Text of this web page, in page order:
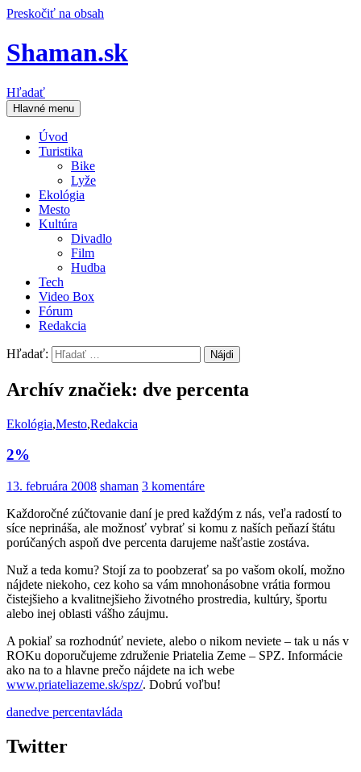
Preskočiť na obsah
Shaman.sk
Hľadať
Hlavné menu
Úvod
Turistika
Bike
Lyže
Ekológia
Mesto
Kultúra
Divadlo
Film
Hudba
Tech
Video Box
Fórum
Redakcia
Hľadať:
Archív značiek: dve percenta
Ekológia,Mesto,Redakcia
2%
13. februára 2008 shaman 3 komentáre
Každoročné zúčtovanie daní je pred každým z nás, veľa radostí to
síce neprináša, ale možnosť vybrať si komu z naších peňazí štátu
porúčaných aspoň dve percenta darujeme našťastie zostáva.
Nuž a teda komu? Stojí za to poobzerať sa po vašom okolí, možno
nájdete niekoho, cez koho sa vám mnohonásobne vrátia formou
čistejšieho a kvalitnejšieho životného prostredia, kultúry, športu
alebo inej oblasti vášho záujmu.
A pokiaľ sa rozhodnúť neviete, alebo o nikom neviete – tak u nás v
ROKu doporučujeme združenie Priatelia Zeme – SPZ. Informácie
ako na to a hlavne prečo nájdete na ich webe
www.priateliazeme.sk/spz/. Dobrú voľbu!
danedve percentavláda
Twitter